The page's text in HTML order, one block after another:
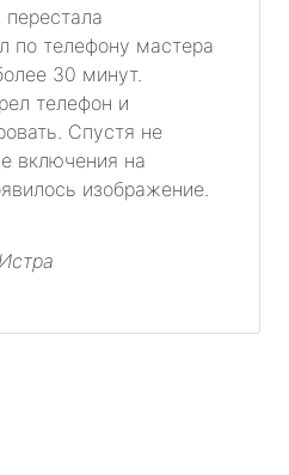
по телефону мастера
30 минут.
телефон и
Спустя не
включения на
изображение.